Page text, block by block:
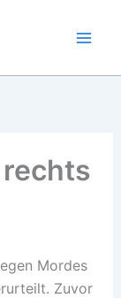
Mordes
Zuvor